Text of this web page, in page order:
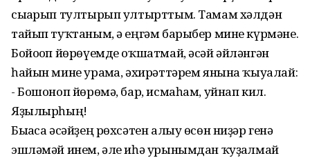
сығарып тултырып ултырттым. Тамам хәлдән
тайып туҡтаным, ә еңгәм барыбер мине күрмәне.
Бойоғоп йөрөүемде оҡшатмай, әсәй әйләнгән
һайын мине урамға, әхирәттәрем янына ҡыуалай:
- Бошоноп йөрөмә, бар, исмаһам, уйнап кил.
Яҙылырһың!
Бығаса әсәйҙең рөхсәтен алыу өсөн ниҙәр генә
эшләмәй инем, әле иһә урынымдан ҡуҙғалмай